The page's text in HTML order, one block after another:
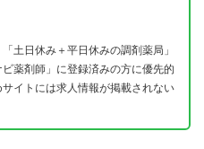
土日休み＋平日休みの調剤薬局」
薬剤師」に登録済みの方に優先的
イトには求人情報が掲載されない